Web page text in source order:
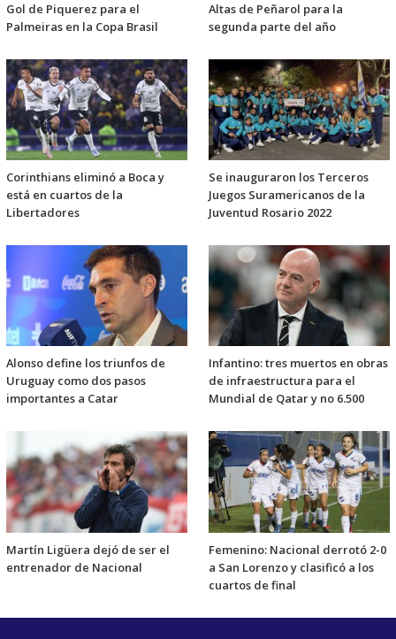
Gol de Piquerez para el
Palmeiras en la Copa Brasil
Altas de Peñarol para la
segunda parte del año
Corinthians eliminó a Boca y
está en cuartos de la
Libertadores
Se inauguraron los Terceros
Juegos Suramericanos de la
Juventud Rosario 2022
Alonso define los triunfos de
Uruguay como dos pasos
importantes a Catar
Infantino: tres muertos en obras
de infraestructura para el
Mundial de Qatar y no 6.500
Martín Ligüera dejó de ser el
entrenador de Nacional
Femenino: Nacional derrotó 2-0
a San Lorenzo y clasificó a los
cuartos de final